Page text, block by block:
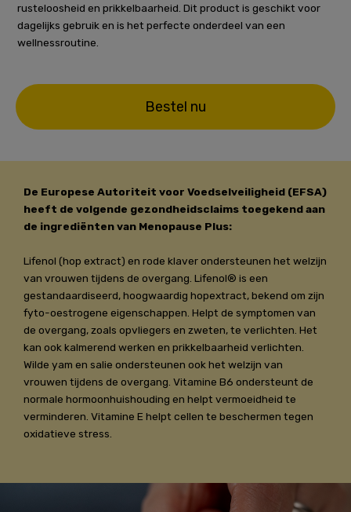
rusteloosheid en prikkelbaarheid. Dit product is geschikt voor
dagelijks gebruik en is het perfecte onderdeel van een
wellnessroutine.
Bestel nu
De Europese Autoriteit voor Voedselveiligheid (EFSA)
heeft de volgende gezondheidsclaims toegekend aan
de ingrediënten van Menopause Plus:
Lifenol (hop extract) en rode klaver ondersteunen het welzijn
van vrouwen tijdens de overgang. Lifenol® is een
gestandaardiseerd, hoogwaardig hopextract, bekend om zijn
fyto-oestrogene eigenschappen. Helpt de symptomen van
de overgang, zoals opvliegers en zweten, te verlichten. Het
kan ook kalmerend werken en prikkelbaarheid verlichten.
Wilde yam en salie ondersteunen ook het welzijn van
vrouwen tijdens de overgang. Vitamine B6 ondersteunt de
normale hormoonhuishouding en helpt vermoeidheid te
verminderen. Vitamine E helpt cellen te beschermen tegen
oxidatieve stress.